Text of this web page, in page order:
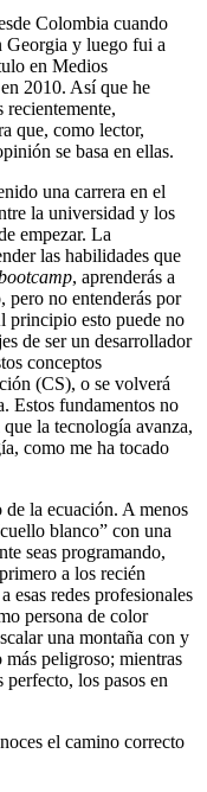
Colombia cuando
Georgia y luego fui a
en Medios
2010. Así que he
recientemente,
que, como lector,
se basa en ellas.
una carrera en el
la universidad y los
empezar. La
las habilidades que
, aprenderás a
pero no entenderás por
principio esto puede no
de ser un desarrollador
conceptos
(CS), o se volverá
Estos fundamentos no
la tecnología avanza,
como me ha tocado
la ecuación. A menos
blanco” con una
seas programando,
a los recién
esas redes profesionales
persona de color
una montaña con y
más peligroso; mientras
perfecto, los pasos en
el camino correcto